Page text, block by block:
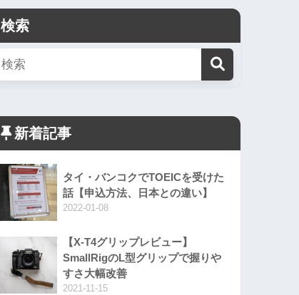
検索
新着記事
タイ・バンコクでTOEICを受けた
話【申込方法、日本との違い】
2022-01-08
【X-T4グリップレビュー】
SmallRigのL型グリップで握りや
すさ大幅改善
2021-11-15